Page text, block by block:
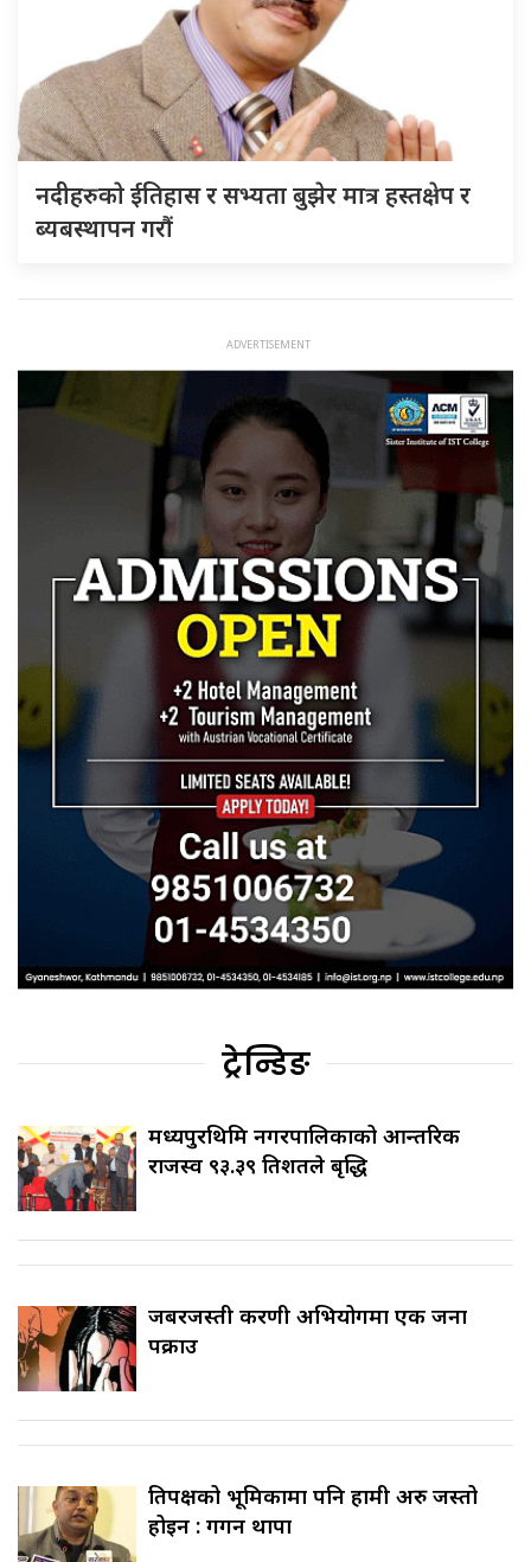
नदीहरुकाे ईतिहास र सभ्यता बुझेर मात्र हस्तक्षेप र
ब्यबस्थापन गराैं
ट्रेन्डिङ
मध्यपुरथिमि नगरपालिकाको आन्तरिक
राजस्व ९३.३९ प्रतिशतले बृद्धि
जबरजस्ती करणी अभियोगमा एक जना
पक्राउ
प्रतिपक्षको भूमिकामा पनि हामी अरु जस्तो
होइन : गगन थापा